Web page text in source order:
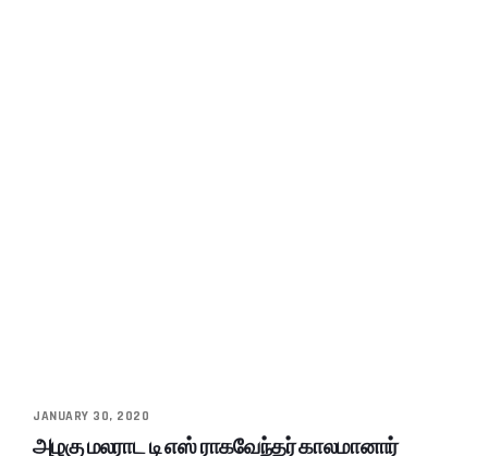
JANUARY 30, 2020
அழகு மலராட டி எஸ் ராகவேந்தர் காலமானார்